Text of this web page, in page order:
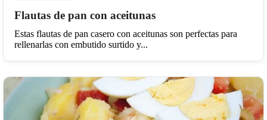
Flautas de pan con aceitunas
Estas flautas de pan casero con aceitunas son perfectas para
rellenarlas con embutido surtido y...